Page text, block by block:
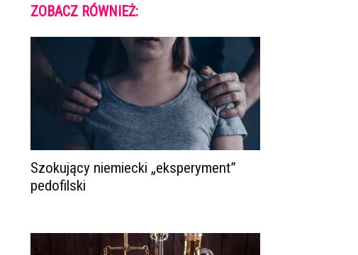
ZOBACZ RÓWNIEŻ:
Szokujący niemiecki „eksperyment”
pedofilski